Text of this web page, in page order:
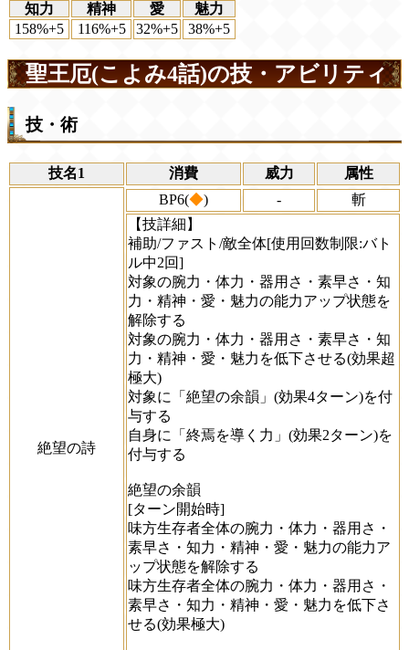
知力
精神 愛
魅力
158%+5
116%+5 32%+5 38%+5
聖王厄(こよみ4話)の技・アビリティ
技・術
技名1 消費 威力 属性
絶望の詩
BP6(◆) -
斬
【技詳細】
補助/ファスト/敵全体[使用回数制限:バト
ル中2回]
対象の腕力・体力・器用さ・素早さ・知
力・精神・愛・魅力の能力アップ状態を
解除する
対象の腕力・体力・器用さ・素早さ・知
力・精神・愛・魅力を低下させる(効果超
極大)
対象に「絶望の余韻」(効果4ターン)を付
与する
自身に「終焉を導く力」(効果2ターン)を
付与する
絶望の余韻
[ターン開始時]
味方生存者全体の腕力・体力・器用さ・
素早さ・知力・精神・愛・魅力の能力ア
ップ状態を解除する
味方生存者全体の腕力・体力・器用さ・
素早さ・知力・精神・愛・魅力を低下さ
せる(効果極大)